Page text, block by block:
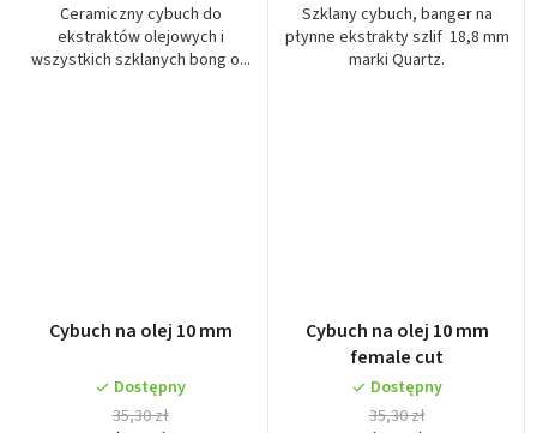
Ceramiczny cybuch do
ekstraktów olejowych i
wszystkich szklanych bong o...
Szklany cybuch, banger na
płynne ekstrakty szlif 18,8 mm
marki Quartz.
Cybuch na olej 10 mm
Dostępny
35,30 zł
Cybuch na olej 10 mm
female cut
Dostępny
35,30 zł